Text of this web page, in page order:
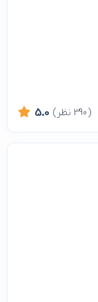
5.0 (390 نظر)